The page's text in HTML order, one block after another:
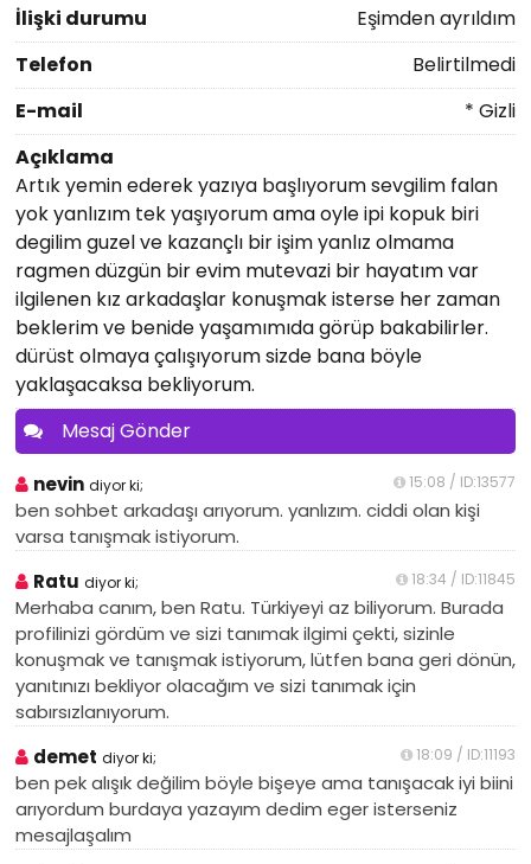
İlişki durumu
Eşimden ayrıldım
Telefon
Belirtilmedi
E-mail
* Gizli
Açıklama
Artık yemin ederek yazıya başlıyorum sevgilim falan
yok yanlızım tek yaşıyorum ama oyle ipi kopuk biri
degilim guzel ve kazançlı bir işim yanlız olmama
ragmen düzgün bir evim mutevazi bir hayatım var
ilgilenen kız arkadaşlar konuşmak isterse her zaman
beklerim ve benide yaşamımıda görüp bakabilirler.
dürüst olmaya çalışıyorum sizde bana böyle
yaklaşacaksa bekliyorum.
Mesaj Gönder
nevin diyor ki; 15:08 / ID:13577
ben sohbet arkadaşı arıyorum. yanlızım. ciddi olan kişi
varsa tanışmak istiyorum.
Ratu diyor ki; 18:34 / ID:11845
Merhaba canım, ben Ratu. Türkiyeyi az biliyorum. Burada
profilinizi gördüm ve sizi tanımak ilgimi çekti, sizinle
konuşmak ve tanışmak istiyorum, lütfen bana geri dönün,
yanıtınızı bekliyor olacağım ve sizi tanımak için
sabırsızlanıyorum.
demet diyor ki; 18:09 / ID:11193
ben pek alışık değilim böyle bişeye ama tanışacak iyi biini
arıyordum burdaya yazayım dedim eger isterseniz
mesajlaşalım